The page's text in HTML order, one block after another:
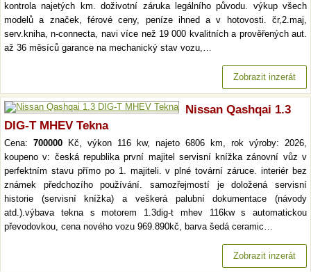
kontrola najetých km. doživotní záruka legálního původu. výkup všech
modelů a značek, férové ceny, peníze ihned a v hotovosti. čr,2.maj,
serv.kniha, n-connecta, navi více než 19 000 kvalitních a prověřených aut.
až 36 měsíců garance na mechanický stav vozu,…
Zobrazit inzerát
Nissan Qashqai 1.3
DIG-T MHEV Tekna
Cena: 700000 Kč, výkon 116 kw, najeto 6806 km, rok výroby: 2026,
koupeno v: česká republika první majitel servisní knížka zánovní vůz v
perfektním stavu přímo po 1. majiteli. v plné tovární záruce. interiér bez
známek předchozího používání. samozřejmostí je doložená servisní
historie (servisní knížka) a veškerá palubní dokumentace (návody
atd.).výbava tekna s motorem 1.3dig-t mhev 116kw s automatickou
převodovkou, cena nového vozu 969.890kč, barva šedá ceramic…
Zobrazit inzerát